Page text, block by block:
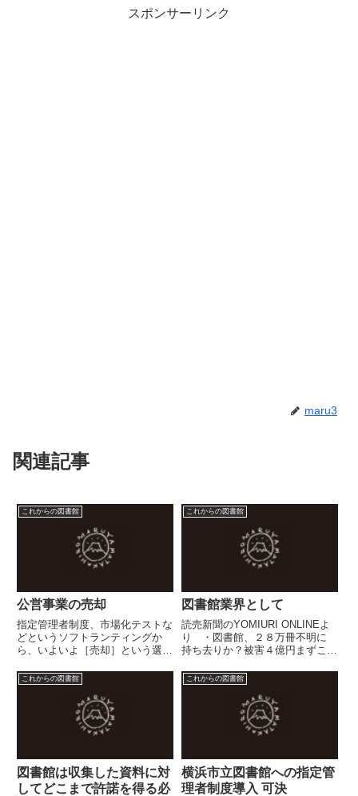
スポンサーリンク
maru3
関連記事
これからの図書館
公営事業の売却
指定管理者制度、市場化テストな
どというソフトランティングか
ら、いよいよ［売却］という選択
です。売れるものは何でも売っ
て...という一方で、地域コミュニ
ティに委ねるという選択肢もある
のではないでしょうか。行政側
これからの図書館
図書館業界として
読売新聞のYOMIURI ONLINEよ
り ・図書館、２８万冊不明に
持ち去りか？被害４億円まずこの
ちょっと情けない。被害額云々で
はなく、この報道が「読売新聞の
調査でわかった」ということだ。
図書館業界自身がこの...
これからの図書館
図書館は収集した資料に対
してどこまで許諾を得る必
これからの図書館
横浜市立図書館への指定管
理者制度導入 可決